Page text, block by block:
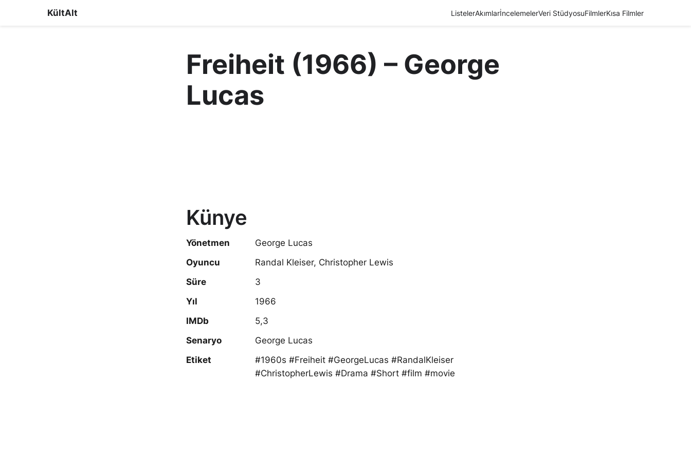
KültAlt ListelerAkımlarİncelemelerVeri StüdyosuFilmlerKısa Filmler
Freiheit (1966) – George
Lucas
Künye
Yönetmen
George Lucas
Oyuncu
Randal Kleiser, Christopher Lewis
Süre
3
Yıl
1966
IMDb
5,3
Senaryo
George Lucas
Etiket
#1960s #Freiheit #GeorgeLucas #RandalKleiser
#ChristopherLewis #Drama #Short #film #movie